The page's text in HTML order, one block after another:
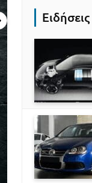
Ειδήσεις